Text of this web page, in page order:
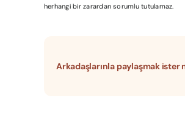
herhangi bir zarardan sorumlu tutulamaz.
Arkadaşlarınla paylaşmak ister